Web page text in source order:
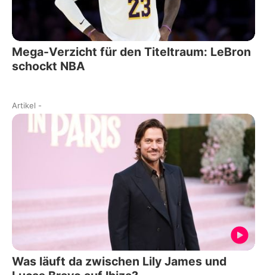
Mega-Verzicht für den Titeltraum: LeBron
schockt NBA
Artikel -
Was läuft da zwischen Lily James und